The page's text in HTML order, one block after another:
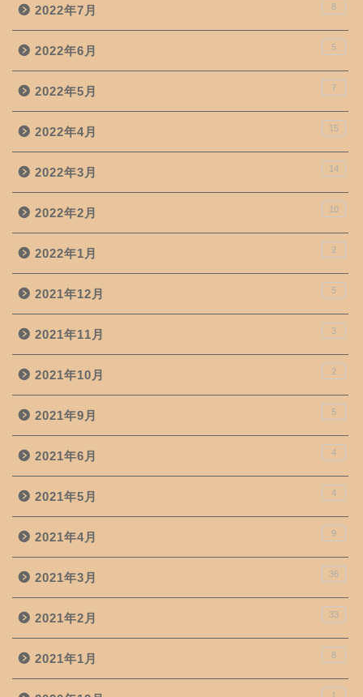
2022年7月 8
2022年6月 5
2022年5月 7
2022年4月 15
2022年3月 14
2022年2月 10
2022年1月 2
2021年12月 5
2021年11月 3
2021年10月 2
2021年9月 5
2021年6月 4
2021年5月 4
2021年4月 9
2021年3月 36
2021年2月 33
2021年1月 8